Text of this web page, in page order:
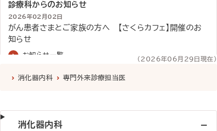
診療科からのお知らせ
2026年02月02日
がん患者さまとご家族の方へ 【さくらカフェ】開催のお
知らせ
2025年12月19日
病診連携教育セミナー2026 「がん」 2026年1月1４
日（水）に開催
導を行いました。
2025年09月01日
お知らせ一覧
（2026年06月29日現在）
消化器内科 専門外来診療担当医
消化器内科